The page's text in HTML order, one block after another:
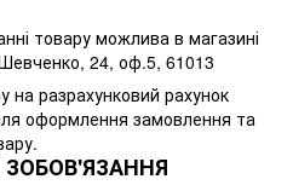
товару можлива в магазині
24, оф.5, 61013
на разрахунковий рахунок
оформлення замовлення та
ЗОБОВ'ЯЗАННЯ